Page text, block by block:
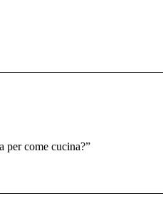
come cucina?”